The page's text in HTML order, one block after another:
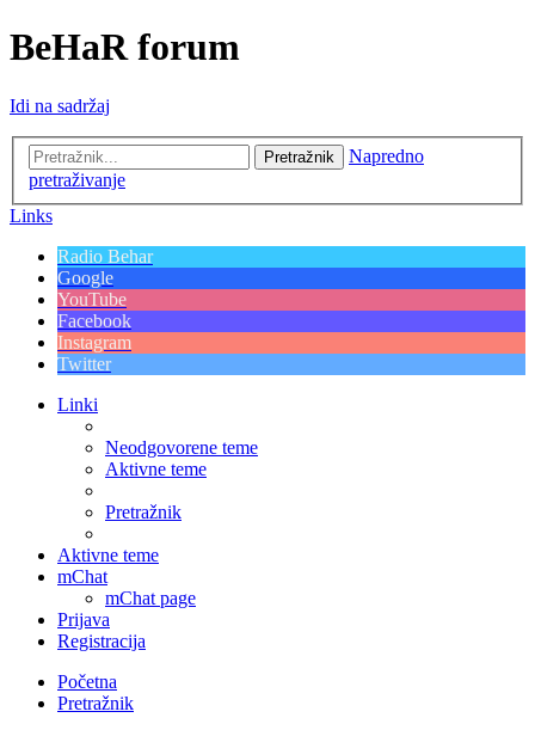
BeHaR forum
Idi na sadržaj
Pretražnik
Napredno
pretraživanje
Links
Radio Behar
Google
YouTube
Facebook
Instagram
Twitter
Linki
Neodgovorene teme
Aktivne teme
Pretražnik
Aktivne teme
mChat
mChat page
Prijava
Registracija
Početna
Pretražnik